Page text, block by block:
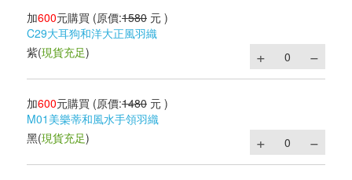
加600元購買 (原價:1580 元 )
C29大耳狗和洋大正風羽織
紫(現貨充足)
加600元購買 (原價:1480 元 )
M01美樂蒂和風水手領羽織
黑(現貨充足)